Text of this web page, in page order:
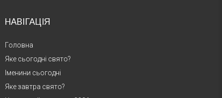
НАВІГАЦІЯ
Головна
Яке сьогодні свято?
Іменини сьогодні
Яке завтра свято?